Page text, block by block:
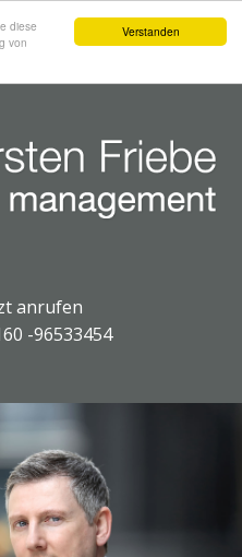
Verstanden
diese
von
anrufen
-96533454